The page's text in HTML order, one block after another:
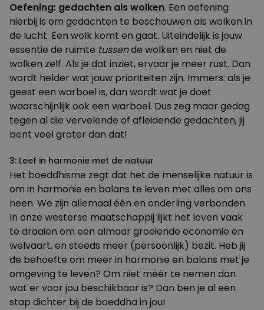
Oefening: gedachten als wolken. Een oefening
hierbij is om gedachten te beschouwen als wolken in
de lucht. Een wolk komt en gaat. Uiteindelijk is jouw
essentie de ruimte tussende wolken en niet de
wolken zelf. Als je dat inziet, ervaar je meer rust. Dan
wordt helder wat jouw prioriteiten zijn. Immers: als je
geest een warboel is, dan wordt wat je doet
waarschijnlijk ook een warboel. Dus zeg maar gedag
tegen al die vervelende of afleidende gedachten, jij
bent veel groter dan dat!
3: Leef in harmonie met de natuur
Het boeddhisme zegt dat het de menselijke natuur is
om in harmonie en balans te leven met alles om ons
heen. We zijn allemaal één en onderling verbonden.
In onze westerse maatschappij lijkt het leven vaak
te draaien om een almaar groeiende economie en
welvaart, en steeds meer (persoonlijk) bezit. Heb jij
de behoefte om meer in harmonie en balans met je
omgeving te leven? Om niet méér te nemen dan
wat er voor jou beschikbaar is? Dan ben je al een
stap dichter bij de boeddha in jou!